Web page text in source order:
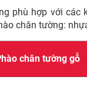
phù hợp với các
chân tường:
chân tường gỗ